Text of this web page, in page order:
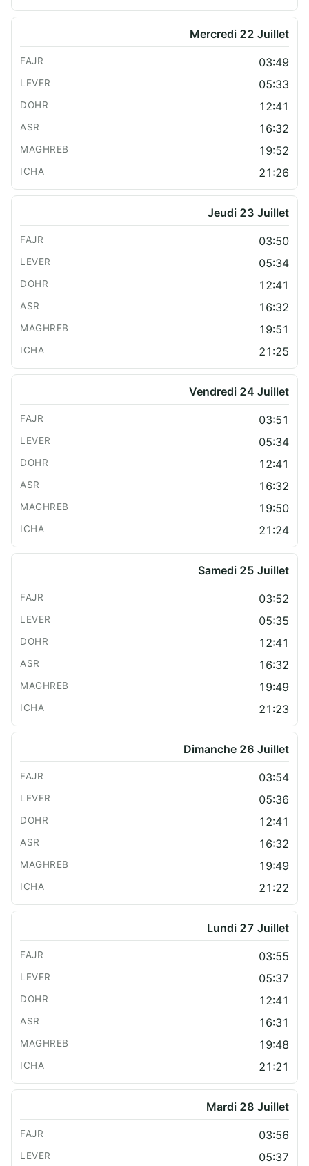
Mercredi 22 Juillet
03:49
05:33
12:41
16:32
19:52
21:26
Jeudi 23 Juillet
03:50
05:34
12:41
16:32
19:51
21:25
Vendredi 24 Juillet
03:51
05:34
12:41
16:32
19:50
21:24
Samedi 25 Juillet
03:52
05:35
12:41
16:32
19:49
21:23
Dimanche 26 Juillet
03:54
05:36
12:41
16:32
19:49
21:22
Lundi 27 Juillet
03:55
05:37
12:41
16:31
19:48
21:21
Mardi 28 Juillet
03:56
05:37